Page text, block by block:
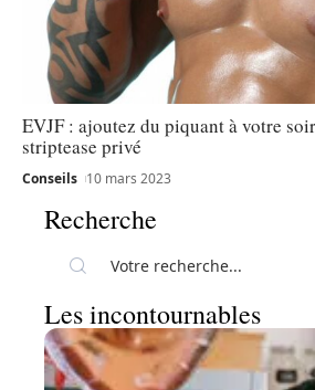
EVJF : ajoutez du piquant à votre
striptease privé
Conseils 10 mars 2023
Recherche
Les incontournables